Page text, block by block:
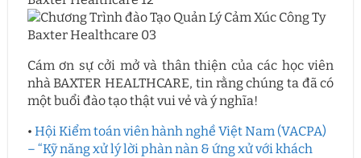
Cám ơn sự cởi mở và thân thiện của các học viên
nhà BAXTER HEALTHCARE, tin rằng chúng ta đã có
một buổi đào tạo thật vui vẻ và ý nghĩa!
• Hội Kiểm toán viên hành nghề Việt Nam (VACPA)
– “Kỹ năng xử lý lời phàn nàn & ứng xử với khách